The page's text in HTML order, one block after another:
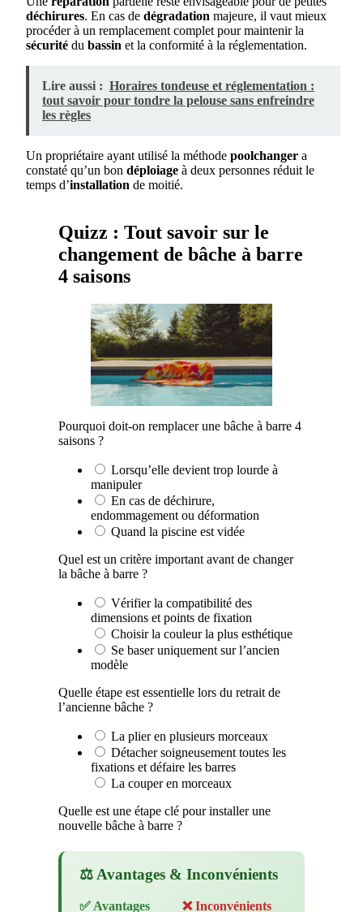
déchirures. En cas de dégradation majeure, il vaut mieux
procéder à un remplacement complet pour maintenir la
sécurité du bassin et la conformité à la réglementation.
Lire aussi : Horaires tondeuse et réglementation :
tout savoir pour tondre la pelouse sans enfreindre
les règles
Un propriétaire ayant utilisé la méthode poolchanger a
constaté qu’un bon déploiage à deux personnes réduit le
temps d’installation de moitié.
Quizz : Tout savoir sur le
changement de bâche à barre
4 saisons
Pourquoi doit-on remplacer une bâche à barre 4
saisons ?
Lorsqu’elle devient trop lourde à
manipuler
En cas de déchirure,
endommagement ou déformation
Quand la piscine est vidée
Quel est un critère important avant de changer
la bâche à barre ?
Vérifier la compatibilité des
dimensions et points de fixation
Choisir la couleur la plus esthétique
Se baser uniquement sur l’ancien
modèle
Quelle étape est essentielle lors du retrait de
l’ancienne bâche ?
La plier en plusieurs morceaux
Détacher soigneusement toutes les
fixations et défaire les barres
La couper en morceaux
Quelle est une étape clé pour installer une
nouvelle bâche à barre ?
⚖️ Avantages & Inconvénients
✅ Avantages
❌ Inconvénients